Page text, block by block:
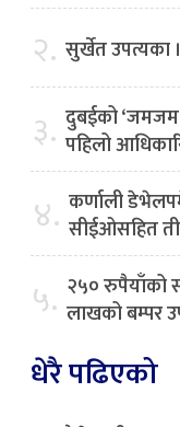
२. सुर्खेत उपत्यका ।
३. दुबईको ‘जमजम
पहिलो
४. कर्णाली
सीईओसहित
५. २५० रुपैयाँको
लाखको बम्पर
धेरै पढिएको